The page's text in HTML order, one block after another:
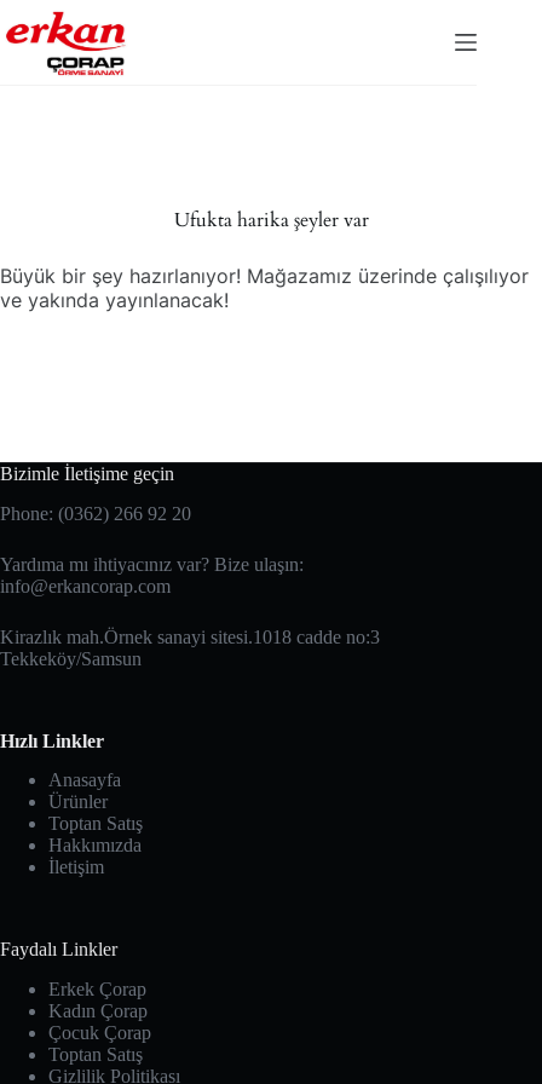
Ufukta harika şeyler var
Büyük bir şey hazırlanıyor! Mağazamız üzerinde çalışılıyor
ve yakında yayınlanacak!
Bizimle İletişime geçin
Phone: (0362) 266 92 20
Yardıma mı ihtiyacınız var? Bize ulaşın:
info@erkancorap.com
Kirazlık mah.Örnek sanayi sitesi.1018 cadde no:3
Tekkeköy/Samsun
Hızlı Linkler
Anasayfa
Ürünler
Toptan Satış
Hakkımızda
İletişim
Faydalı Linkler
Erkek Çorap
Kadın Çorap
Çocuk Çorap
Toptan Satış
Gizlilik Politikası